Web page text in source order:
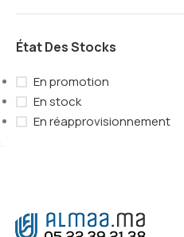
État Des Stocks
En promotion
En stock
En réapprovisionnement